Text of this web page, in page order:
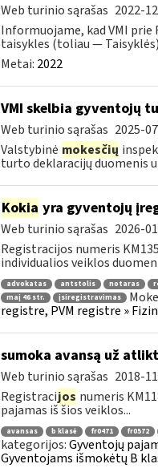
Web turinio sąrašas 2022-
Informuojame, kad VMI prie
taisykles (toliau —
Metai: 2022
VMI skelbia gyventojų
Web turinio sąrašas 2025-
Valstybinė mokesčių
turto deklaracijų duomenis
Kokia yra gyventojų
Web turinio sąrašas 2026-
Registracijos numeris
individualios veiklos
advokatas antstolis notaras
maį 46 str.
įsiregistravimas
registre, PVM registre »
sumoka avansą už
Web turinio sąrašas 2018-
Registracijos numeris
pajamas iš šios veiklos...
avansas b klasė fr0471 fr0572
kategorijos:Gyventojų
Gyventojams išmokėtų B